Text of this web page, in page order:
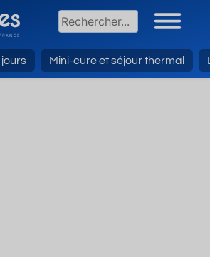
Mini-cure et séjour thermal